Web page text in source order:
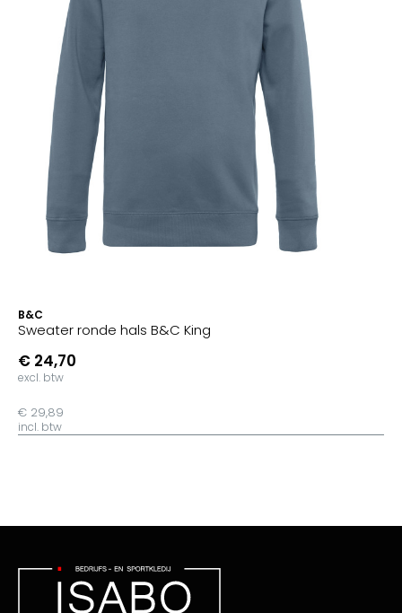
B&C
Sweater ronde hals B&C King
€ 24,70
excl. btw
€ 29,89
incl. btw